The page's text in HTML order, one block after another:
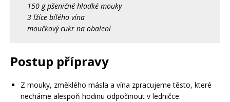
150 g pšeničné hladké mouky
3 lžíce bílého vína
moučkový cukr na obalení
Postup přípravy
Z mouky, změklého másla a vína zpracujeme těsto, které
necháme alespoň hodinu odpočinout v ledničce.